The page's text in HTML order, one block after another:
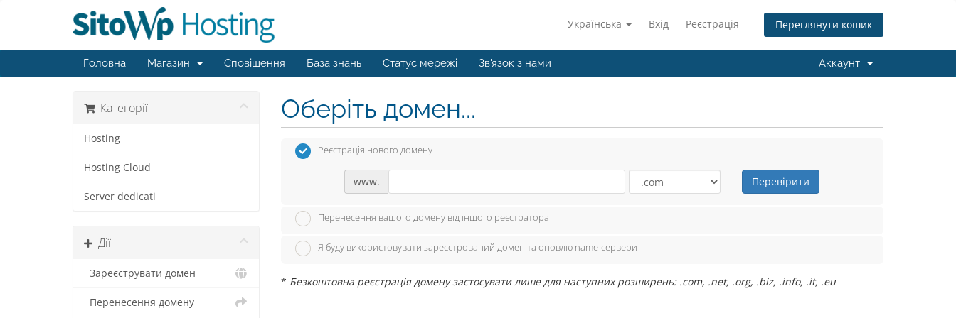
Українська Вхід Реєстрація Переглянути кошик
Головна Магазин Сповіщення База знань Статус мережі Зв'язок з нами Аккаунт
Категорії
Hosting
Hosting Cloud
Server dedicati
Дії
Зареєструвати домен
Перенесення домену
Оберіть домен...
Реєстрація нового домену
www. Перевірити
Перенесення вашого домену від іншого реєстратора
Я буду використовувати зареєстрований домен та оновлю name-сервери
* Безкоштовна реєстрація домену застосувати лише для наступних розширень: .com, .net, .org, .biz, .info, .it, .eu